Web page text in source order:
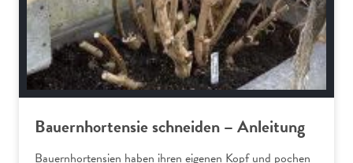
Bauernhortensie schneiden – Anleitung
Bauernhortensien haben ihren eigenen Kopf und pochen